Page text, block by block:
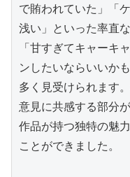
で賄われていた」「
浅い」といった率直
「甘すぎてキャーキ
ンしたいならいいか
多く見受けられます
意見に共感する部分
作品が持つ独特の魅
ことができました。